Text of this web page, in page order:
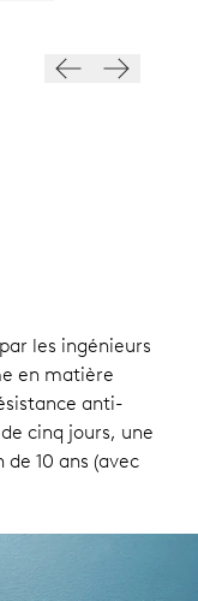
les ingénieurs
en matière
anti-
cinq jours, une
10 ans (avec